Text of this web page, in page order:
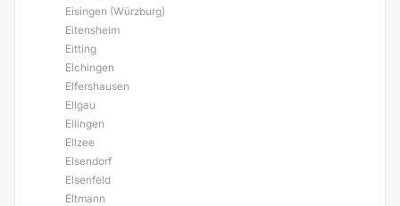
Eisingen (Würzburg)
Eitensheim
Eitting
Elchingen
Elfershausen
Ellgau
Ellingen
Ellzee
Elsendorf
Elsenfeld
Eltmann